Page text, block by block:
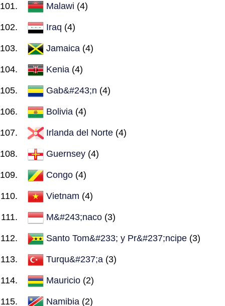
Malawi (4)
Iraq (4)
Jamaica (4)
Kenia (4)
Gab&#243;n (4)
Bolivia (4)
Irlanda del Norte (4)
Guernsey (4)
Congo (4)
Vietnam (4)
M&#243;naco (3)
Santo Tom&#233; y Pr&#237;ncipe (3)
Turqu&#237;a (3)
Mauricio (2)
Namibia (2)